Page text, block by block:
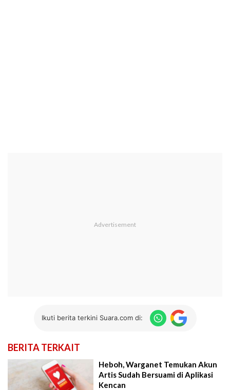
Ikuti berita terkini Suara.com di:
BERITA TERKAIT
Heboh, Warganet Temukan Akun
Artis Sudah Bersuami di Aplikasi
Kencan